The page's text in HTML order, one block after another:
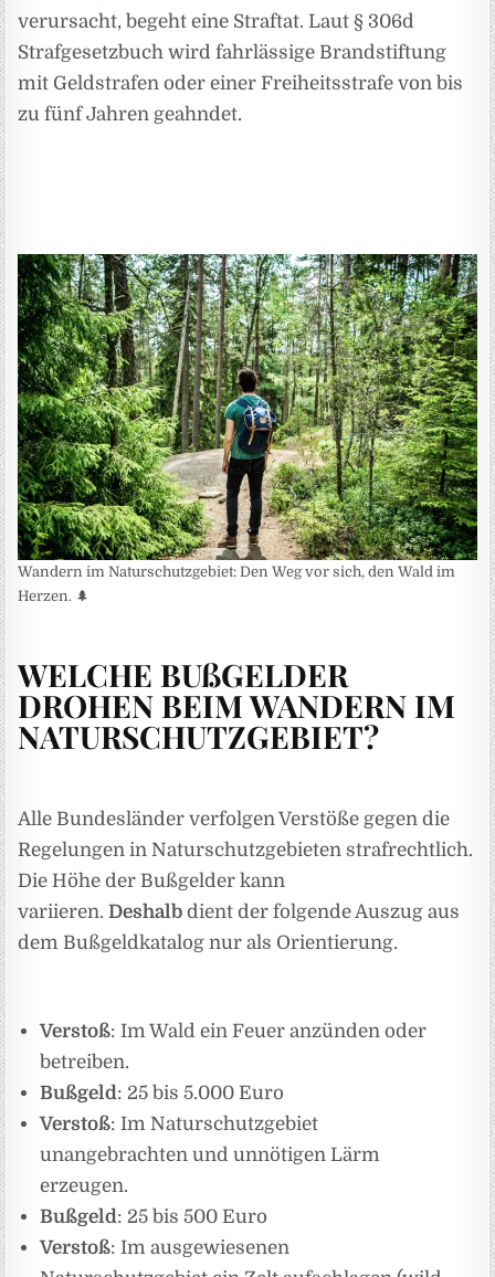
verursacht, begeht eine Straftat. Laut § 306d
Strafgesetzbuch wird fahrlässige Brandstiftung
mit Geldstrafen oder einer Freiheitsstrafe von bis
zu fünf Jahren geahndet.
Wandern im Naturschutzgebiet: Den Weg vor sich, den Wald im
Herzen. 🌲
WELCHE BUßGELDER
DROHEN BEIM WANDERN IM
NATURSCHUTZGEBIET?
Alle Bundesländer verfolgen Verstöße gegen die
Regelungen in Naturschutzgebieten strafrechtlich.
Die Höhe der Bußgelder kann
variieren.Deshalb dient der folgende Auszug aus
dem Bußgeldkatalog nur als Orientierung.
Verstoß: Im Wald ein Feuer anzünden oder
betreiben.
Bußgeld: 25 bis 5.000 Euro
Verstoß: Im Naturschutzgebiet
unangebrachten und unnötigen Lärm
erzeugen.
Bußgeld: 25 bis 500 Euro
Verstoß: Im ausgewiesenen